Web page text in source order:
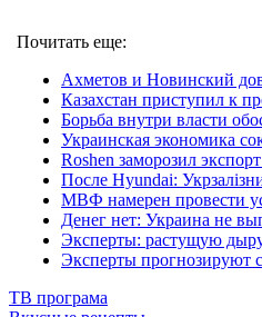
Почитать еще:
Ахметов и Новинский
Казахстан приступил к
Борьба внутри власти
Украинская экономика
Roshen заморозил
После Hyundai:
МВФ намерен провести
Денег нет: Украина не
Эксперты: растущую
Эксперты прогнозируют
ТВ програма